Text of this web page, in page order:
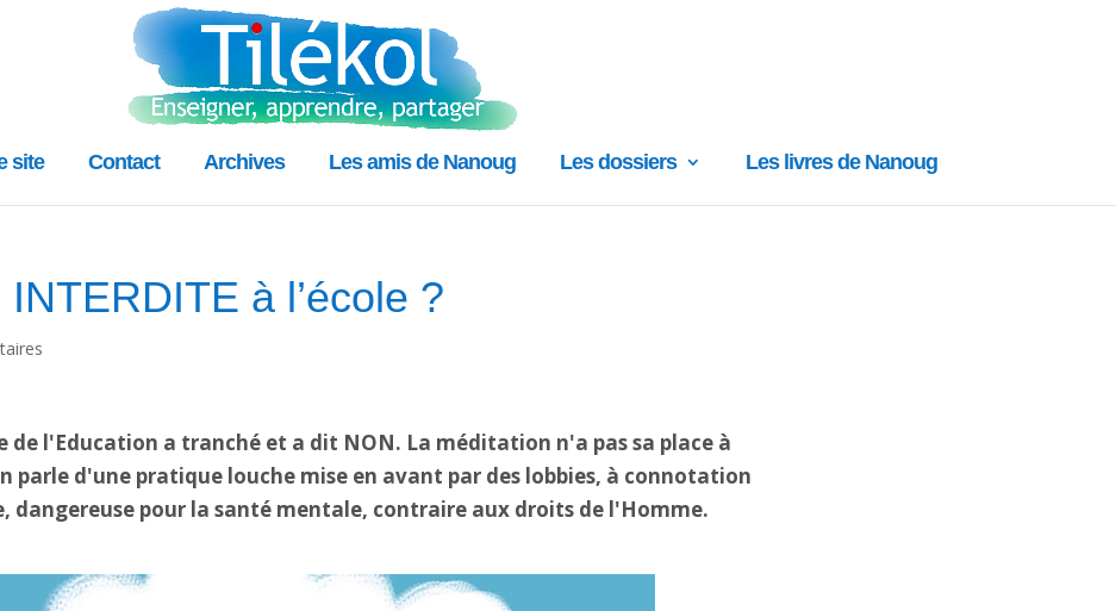
site Contact Archives Les amis de Nanoug Les dossiers Les livres de Nanoug
à l’école ?
de l'Education a tranché et a dit NON. La méditation n'a pas sa place à
parle d'une pratique louche mise en avant par des lobbies, à connotation
dangereuse pour la santé mentale, contraire aux droits de l'Homme.